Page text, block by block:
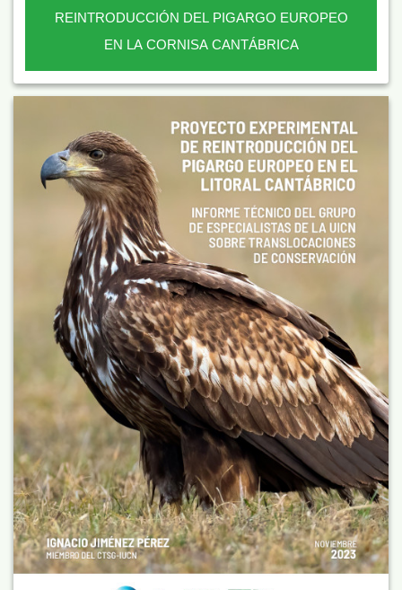
REINTRODUCCIÓN DEL PIGARGO EUROPEO
EN LA CORNISA CANTÁBRICA